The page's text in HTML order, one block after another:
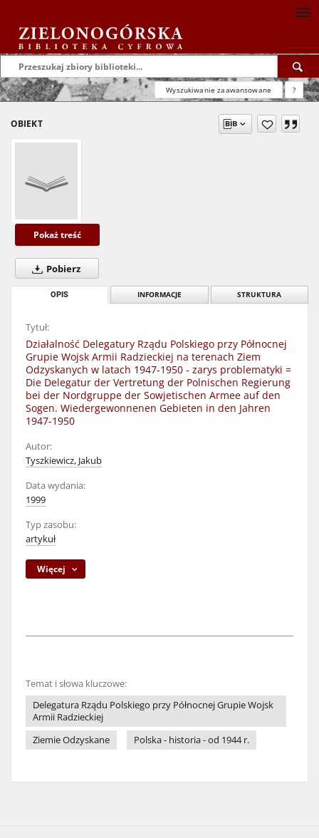
Wyszukiwanie zaawansowane ?
OBIEKT
Pokaż treść
Pobierz
OPIS INFORMACJE STRUKTURA
Tytuł:
Działalność Delegatury Rządu Polskiego przy Północnej
Grupie Wojsk Armii Radzieckiej na terenach Ziem
Odzyskanych w latach 1947-1950 - zarys problematyki =
Die Delegatur der Vertretung der Polnischen Regierung
bei der Nordgruppe der Sowjetischen Armee auf den
Sogen. Wiedergewonnenen Gebieten in den Jahren
1947-1950
Autor:
Tyszkiewicz, Jakub
Data wydania:
1999
Typ zasobu:
artykuł
Więcej
Temat i słowa kluczowe:
Delegatura Rządu Polskiego przy Północnej Grupie Wojsk
Armii Radzieckiej
Ziemie Odzyskane
Polska - historia - od 1944 r.